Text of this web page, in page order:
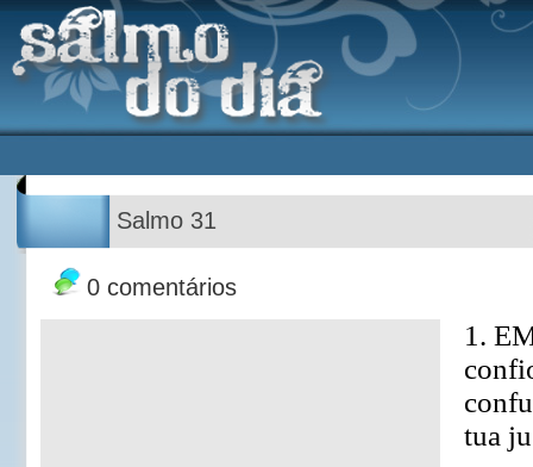
Salmo 31
0 comentários
1.
tua